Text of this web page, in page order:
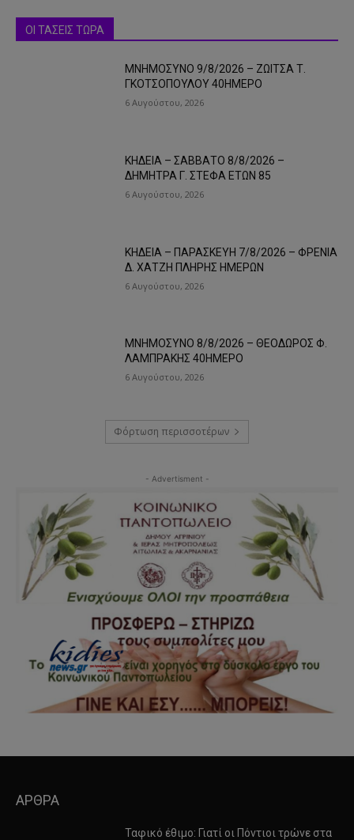
ΟΙ ΤΑΣΕΙΣ ΤΩΡΑ
ΜΝΗΜΟΣΥΝΟ 9/8/2026 – ΖΩΙΤΣΑ Τ.
ΓΚΟΤΣΟΠΟΥΛΟΥ 40ΗΜΕΡΟ
6 Αυγούστου, 2026
ΚΗΔΕΙΑ – ΣΑΒΒΑΤΟ 8/8/2026 –
ΔΗΜΗΤΡΑ Γ. ΣΤΕΦΑ ΕΤΩΝ 85
6 Αυγούστου, 2026
ΚΗΔΕΙΑ – ΠΑΡΑΣΚΕΥΗ 7/8/2026 – ΦΡΕΝΙΑ
Δ. ΧΑΤΖΗ ΠΛΗΡΗΣ ΗΜΕΡΩΝ
6 Αυγούστου, 2026
ΜΝΗΜΟΣΥΝΟ 8/8/2026 – ΘΕΟΔΩΡΟΣ Φ.
ΛΑΜΠΡΑΚΗΣ 40ΗΜΕΡΟ
6 Αυγούστου, 2026
Φόρτωση περισσοτέρων
- Advertisment -
ΑΡΘΡΑ
Ταφικό έθιμο: Γιατί οι Πόντιοι τρώνε στα